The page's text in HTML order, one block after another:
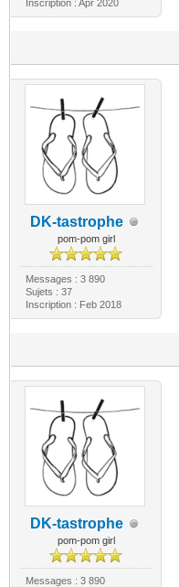
Inscription : Apr 2020
DK-tastrophe
pom-pom girl
Messages : 3 890
Sujets : 37
Inscription : Feb 2018
DK-tastrophe
pom-pom girl
Messages : 3 890